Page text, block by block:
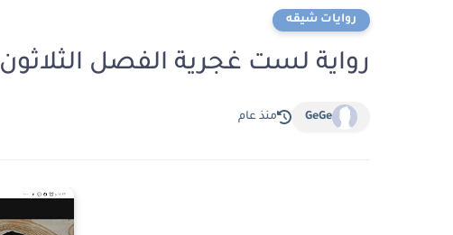
روايات شيقه
رواية لست غجرية الفصل الثلاثون 30 بقلم روز الحيدر
GeGe منذ عام